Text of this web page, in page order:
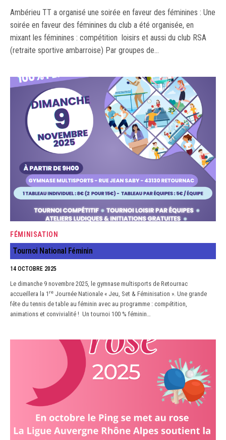
Ambérieu TT a organisé une soirée en faveur des féminines : Une
soirée en faveur des féminines du club a été organisée, en
mixant les féminines : compétition loisirs et aussi du club RSA
(retraite sportive ambarroise) Par groupes de…
FÉMINISATION
Tournoi National Féminin
14 OCTOBRE 2025
Le dimanche 9 novembre 2025, le gymnase multisports de Retournac
accueillera la 1ʳᵉ Journée Nationale « Jeu, Set & Féminisation ». Une grande
fête du tennis de table au féminin avec au programme : compétition,
animations et convivialité ! Un tournoi 100 % féminin…